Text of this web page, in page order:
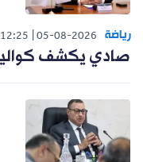
رياضة 05-08-2026
12:25
صادي يكشف